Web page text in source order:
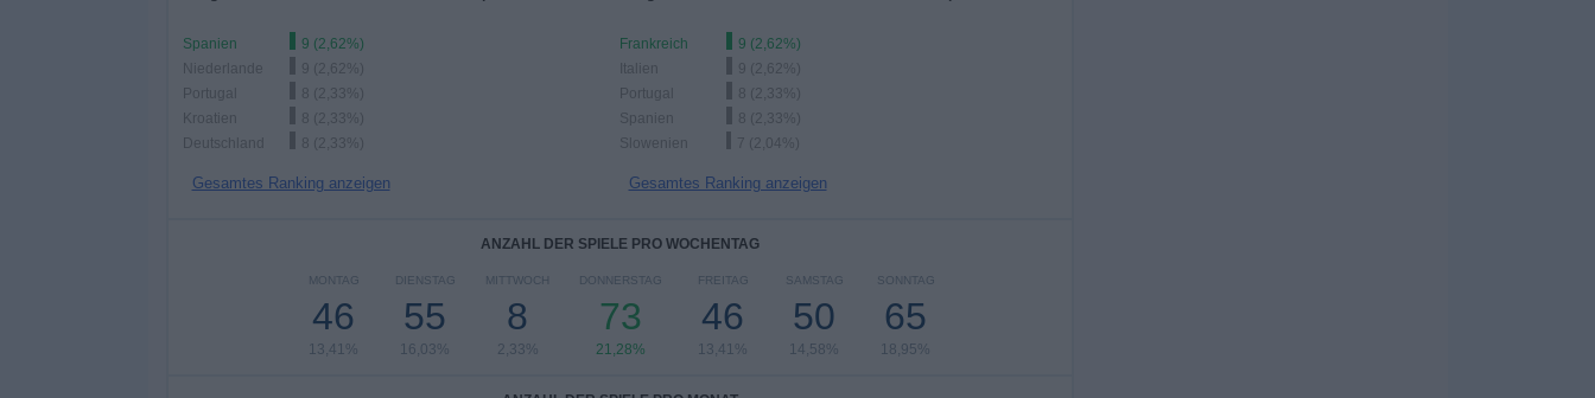
Spanien
9 (2,62%)
Niederlande
9 (2,62%)
Portugal
8 (2,33%)
Kroatien
8 (2,33%)
Deutschland
8 (2,33%)
Gesamtes Ranking anzeigen
Frankreich
9 (2,62%)
Italien
9 (2,62%)
Portugal
8 (2,33%)
Spanien
8 (2,33%)
Slowenien
7 (2,04%)
Gesamtes Ranking anzeigen
ANZAHL DER SPIELE PRO WOCHENTAG
MONTAG
46
13,41%
DIENSTAG
55
16,03%
MITTWOCH
8
2,33%
DONNERSTAG
73
21,28%
FREITAG
46
13,41%
SAMSTAG
50
14,58%
SONNTAG
65
18,95%